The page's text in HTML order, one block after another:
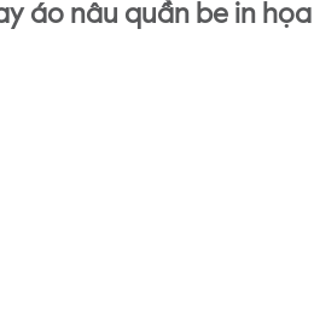
áo nâu quần be in